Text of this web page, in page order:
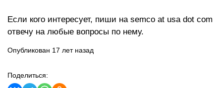
Если кого интересует, пиши на semco at usa dot com
отвечу на любые вопросы по нему.
Опубликован 17 лет назад
Поделиться: